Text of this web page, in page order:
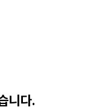
니다.